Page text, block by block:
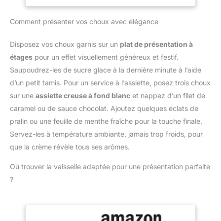
et Large Plage de Mesure
termometre cuison utilise
acier inoxydable de 13
cm, suffisamment longue
pour éviter de vous
brûler les mains pendant
la mesure ; plage de
température : -50 ℃ ~
300 ℃ Économie
d'énergie : Fonction
d'arrêt automatique
intégrée, le thermometre
patisserie s'éteindra
10 minutes d'inactivité ;
de la mesure de la
température. Plusieurs
Lait, Vin (Noir)
plage de mesure de -50
572 °F). Notre
thermometre cuisson est
idéal pour les barbecues,
le lait, la cuisson et la
préparation de
confitures. Le guide du
thermomètre de cuisson
vous permet d'obtenir la
cuisson souhaitée
AFFICHAGE
LCD rétroéclairé, large et
fumée envahit l'air !
Comment présenter vos choux avec élégance
Disposez vos choux garnis sur un plat de présentation à
étages pour un effet visuellement généreux et festif.
Saupoudrez-les de sucre glace à la dernière minute à l’aide
d’un petit tamis. Pour un service à l’assiette, posez trois choux
sur une assiette creuse à fond blanc et nappez d’un filet de
caramel ou de sauce chocolat. Ajoutez quelques éclats de
pralin ou une feuille de menthe fraîche pour la touche finale.
Servez-les à température ambiante, jamais trop froids, pour
que la crème révèle tous ses arômes.
Où trouver la vaisselle adaptée pour une présentation parfaite
?